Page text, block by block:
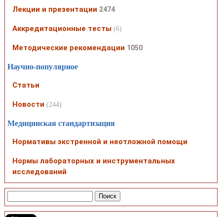
Лекции и презентации 2474
Аккредитационные тесты (6)
Методические рекомендации 1050
Научно-популярное
Статьи
Новости (244)
Медицинская стандартизация
Нормативы экстренной и неотложной помощи
Нормы лабораторных и инструментальных
исследований